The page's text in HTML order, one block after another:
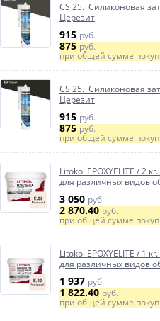
CS 25. Силиконовая
Церезит
915 руб.
875руб.
при общей сумме
CS 25. Силиконовая
Церезит
915 руб.
875руб.
при общей сумме
Litokol EPOXYELITE / 2
для различных видов
3 050 руб.
2 870.40руб.
при общей сумме
Litokol EPOXYELITE / 1
для различных видов
1 937 руб.
1 822.40руб.
при общей сумме